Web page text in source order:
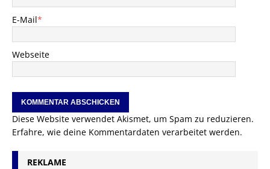
E-Mail*
Webseite
Diese Website verwendet Akismet, um Spam zu reduzieren.
Erfahre, wie deine Kommentardaten verarbeitet werden.
REKLAME